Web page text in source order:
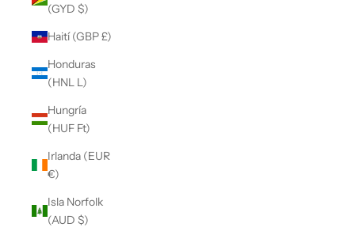
(GYD $)
Haití (GBP £)
Honduras
(HNL L)
Hungría
(HUF Ft)
Irlanda (EUR
€)
Isla Norfolk
(AUD $)